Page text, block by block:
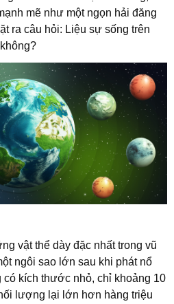
mẽ như một ngọn hải đăng
ra câu hỏi: Liệu sự sống trên
vật thể dày đặc nhất trong vũ
ngôi sao lớn sau khi phát nổ
có kích thước nhỏ, chỉ khoảng 10
lượng lại lớn hơn hàng triệu